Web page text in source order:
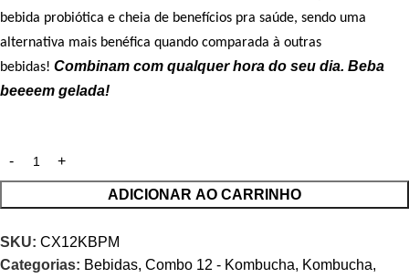
bebida probiótica e cheia de benefícios pra saúde, sendo uma
alternativa mais benéfica quando comparada à outras
bebidas! Combinam com qualquer hora do seu dia. Beba
beeeem gelada!
ADICIONAR AO CARRINHO
SKU: CX12KBPM
Categorias: Bebidas, Combo 12 - Kombucha, Kombucha,